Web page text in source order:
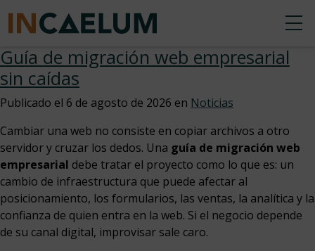
Guía de migración web empresarial
sin caídas
Publicado el 6 de agosto de 2026 en Noticias
Cambiar una web no consiste en copiar archivos a otro
servidor y cruzar los dedos. Una guía de migración web
empresarial debe tratar el proyecto como lo que es: un
cambio de infraestructura que puede afectar al
posicionamiento, los formularios, las ventas, la analítica y la
confianza de quien entra en la web. Si el negocio depende
de su canal digital, improvisar sale caro.